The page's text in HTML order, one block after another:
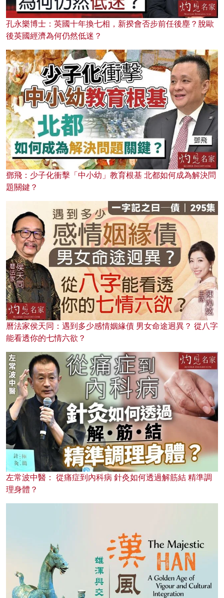
孔永樂博士：英國十年換七相，新揆會否步前任後塵？脫歐
後英國經濟為何仍然低迷？
鄧飛：少子化衝擊「中小幼」教育根基 北都如何成為解決問
題關鍵？
曆法家侯天同：遇到多少感情姻緣債 男女命途迥異？ 從八字
能看透你的七情六欲？
左常波中醫： 從痛症到內科病 針灸如何透過解筋結 精準調
理身體？